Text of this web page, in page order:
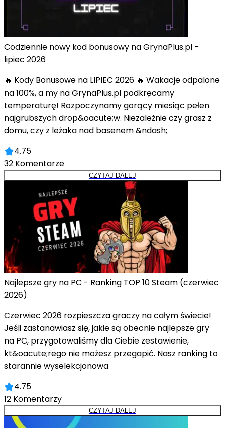
Codziennie nowy kod bonusowy na GrynaPlus.pl -
lipiec 2026
🔥 Kody Bonusowe na LIPIEC 2026 🔥 Wakacje odpalone
na 100%, a my na GrynaPlus.pl podkręcamy
temperaturę! Rozpoczynamy gorący miesiąc pełen
najgrubszych drop&oacute;w. Niezależnie czy grasz z
domu, czy z leżaka nad basenem &ndash;
4.75
32 Komentarze
CZYTAJ DALEJ
Najlepsze gry na PC - Ranking TOP 10 Steam (czerwiec
2026)
Czerwiec 2026 rozpieszcza graczy na całym świecie!
Jeśli zastanawiasz się, jakie są obecnie najlepsze gry
na PC, przygotowaliśmy dla Ciebie zestawienie,
kt&oacute;rego nie możesz przegapić. Nasz ranking to
starannie wyselekcjonowa
4.75
12 Komentarzy
CZYTAJ DALEJ